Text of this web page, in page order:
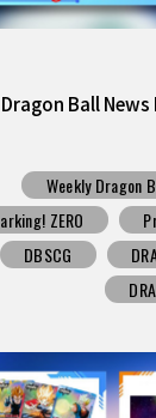
Ball
Weekly Dragon
ZERO
DBSCG